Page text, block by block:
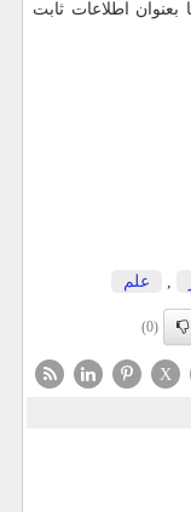
بعنوان اطلاعات ثابت
, علم
(0)
X